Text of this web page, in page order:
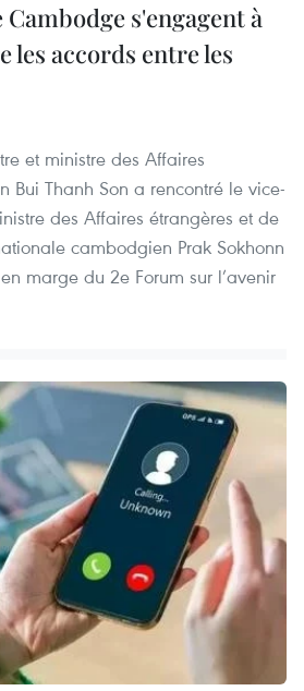
s'engagent à
accords entre les
et ministre des Affaires
Bui Thanh Son a rencontré le vice-
des Affaires étrangères et de
cambodgien Prak Sokhonn
marge du 2e Forum sur l’avenir